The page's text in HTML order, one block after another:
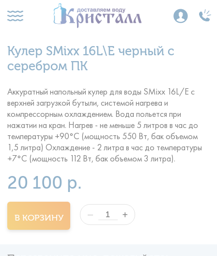
Кулер SMixx 16L\E черный с
серебром ПК
Аккуратный напольный кулер для воды SMixx 16L/E с
верхней загрузкой бутыли, системой нагрева и
компрессорным охлаждением. Вода польется при
нажатии на кран. Нагрев - не меньше 5 литров в час до
температуры +90°С (мощность 550 Вт, бак объемом
1,5 литра) Охлаждение - 2 литра в час до температуры
+7°С (мощность 112 Вт, бак объемом 3 литра).
20 100 р.
В КОРЗИНУ — +